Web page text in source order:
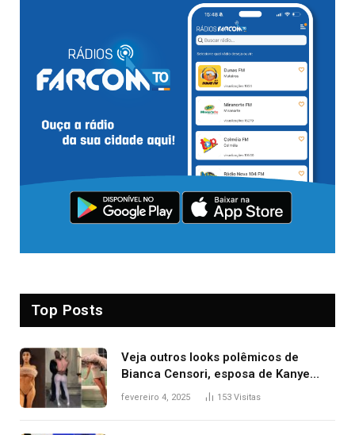
Top Posts
Veja outros looks polêmicos de
Bianca Censori, esposa de Kanye
West que apareceu nua no Grammy
fevereiro 4, 2025 153 Visitas